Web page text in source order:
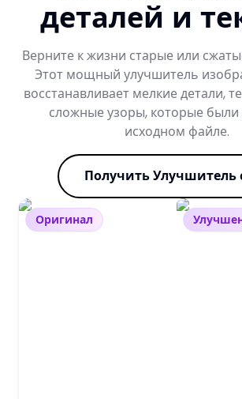
деталей и
Верните к жизни старые или
Этот мощный улучшитель
восстанавливает мелкие детали,
сложные узоры, которые были
исходном файле.
Получить Улучшитель
Оригинал